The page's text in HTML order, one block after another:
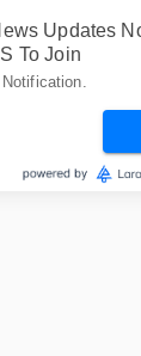
Updates
To Join